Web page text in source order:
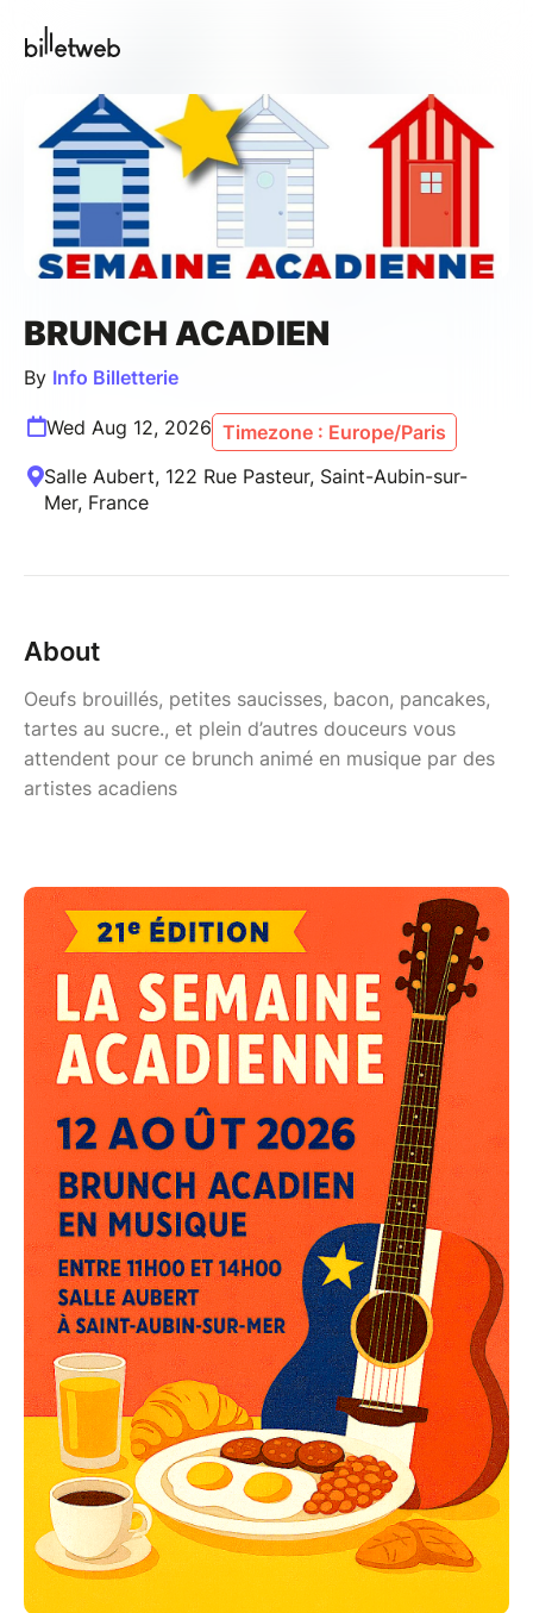
BRUNCH ACADIEN
By Info Billetterie
Wed Aug 12, 2026 Timezone : Europe/Paris
Salle Aubert, 122 Rue Pasteur, Saint-Aubin-sur-
Mer, France
About
Oeufs brouillés, petites saucisses, bacon, pancakes,
tartes au sucre., et plein d’autres douceurs vous
attendent pour ce brunch animé en musique par des
artistes acadiens